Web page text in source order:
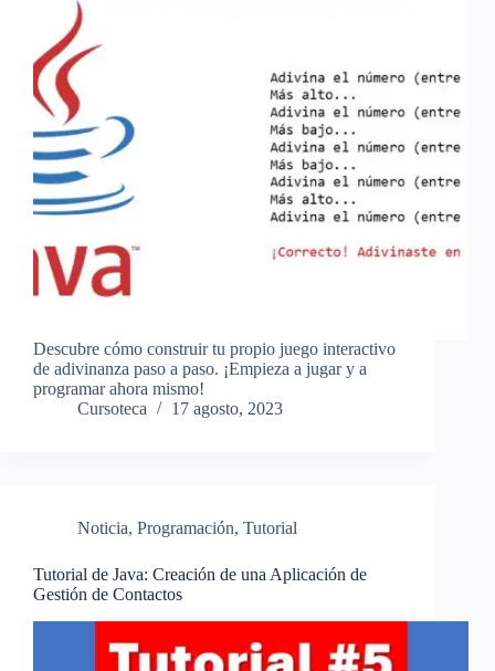
Descubre cómo construir tu propio juego interactivo
de adivinanza paso a paso. ¡Empieza a jugar y a
programar ahora mismo!
Cursoteca
17 agosto, 2023
Noticia, Programación, Tutorial
Tutorial de Java: Creación de una Aplicación de
Gestión de Contactos